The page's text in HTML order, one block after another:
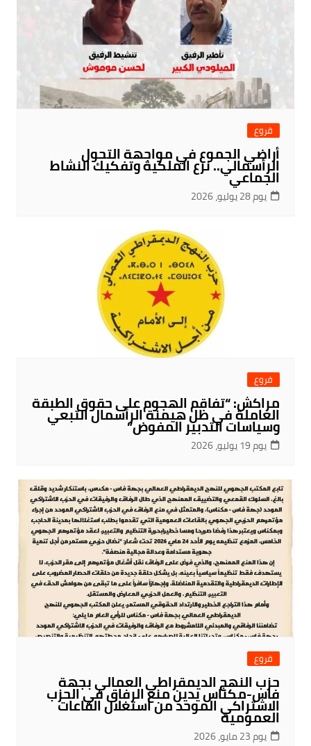
فروع
أراضي الجموع في مواجهة التحول
الرأسمالي.. نزع الملكية وتفكيك النشاط
الجماعي
يوم 28 يوليو، 2026
فروع
مراكش: “تفاقم الهجوم على حقوق الطبقة
العاملة في ظل هيمنة الرأسمال التبعي
وسياسات التدبير المفوض”
يوم 19 يوليو، 2026
فروع
حزب النهج الديمقراطي العمالي بجهة
فاس-مكناس يدين منع الرفاق في الحزب
الاشتراكي الموحد من استغلال القاعات
العمومية
يوم 23 مايو، 2026